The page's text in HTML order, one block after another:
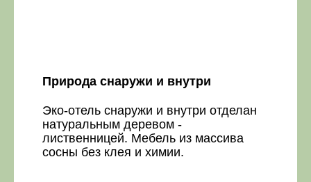
Природа снаружи и внутри
Эко-отель снаружи и внутри отделан
натуральным деревом -
лиственницей. Мебель из массива
сосны без клея и химии.